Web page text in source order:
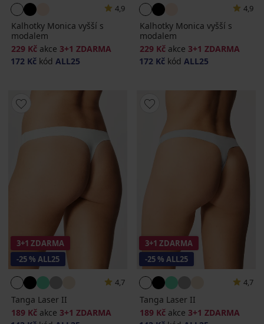
4,9
Kalhotky Monica vyšší s
modalem
229 Kč akce 3+1 ZDARMA
172 Kč kód ALL25
4,9
Kalhotky Monica vyšší s
modalem
229 Kč akce 3+1 ZDARMA
172 Kč kód ALL25
3+1 ZDARMA
-25 % ALL25
4,7
Tanga Laser II
189 Kč akce 3+1 ZDARMA
3+1 ZDARMA
-25 % ALL25
4,7
Tanga Laser II
189 Kč akce 3+1 ZDARMA